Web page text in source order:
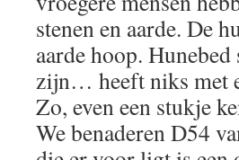
stenen en aarde. De
aarde hoop.
zijn… heeft niks met
Zo, even een stukje
We benaderen D54